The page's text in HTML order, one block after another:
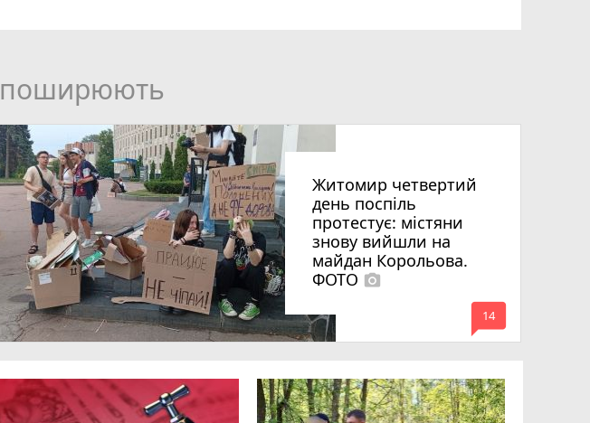
поширюють
Житомир четвертий
день поспіль
протестує: містяни
знову вийшли на
майдан Корольова.
ФОТО photo_camera
mode_comment
14